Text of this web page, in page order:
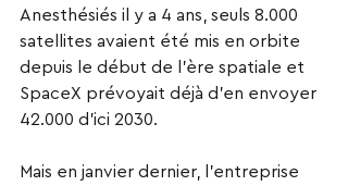
Anesthésiés il y a 4 ans, seuls 8.000
satellites avaient été mis en orbite
depuis le début de l’ère spatiale et
SpaceX prévoyait déjà d’en envoyer
42.000 d’ici 2030.
Mais en janvier dernier, l’entreprise